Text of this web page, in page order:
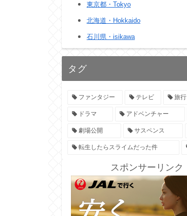
東京都・Tokyo
北海道・Hokkaido
石川県・isikawa
タグ
ファンタジー テレビ 旅行
ドラマ アドベンチャー
劇場公開 サスペンス
転生したらスライムだった件
スポンサーリンク